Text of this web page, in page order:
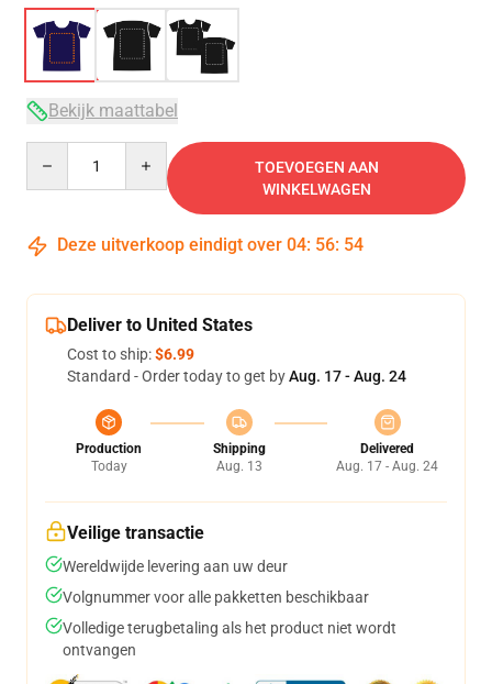
Bekijk maattabel
TOEVOEGEN AAN
WINKELWAGEN
Deze uitverkoop eindigt over 04: 56: 54
Deliver to United States
Cost to ship:$6.99
Standard - Order today to get byAug. 17 - Aug. 24
Production
Today
Shipping
Aug. 13
Delivered
Aug. 17 - Aug. 24
Veilige transactie
Wereldwijde levering aan uw deur
Volgnummer voor alle pakketten beschikbaar
Volledige terugbetaling als het product niet wordt
ontvangen